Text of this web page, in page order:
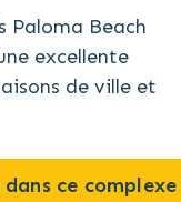
Paloma Beach
excellente
de ville et
ce complexe